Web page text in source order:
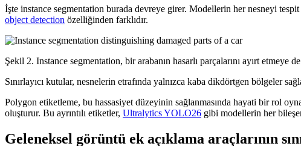
İşte instance segmentation burada devreye girer. Modellerin her nesneyi tespit
object detection özelliğinden farklıdır.
Şekil 2. Instance segmentation, bir arabanın hasarlı parçalarını ayırt etmeye
Sınırlayıcı kutular, nesnelerin etrafında yalnızca kaba dikdörtgen bölgeler
Polygon etiketleme, bu hassasiyet düzeyinin sağlanmasında hayati bir rol
oluşturur. Bu ayrıntılı etiketler, Ultralytics YOLO26 gibi modellerin her
Geleneksel görüntü ek açıklama araçlarının